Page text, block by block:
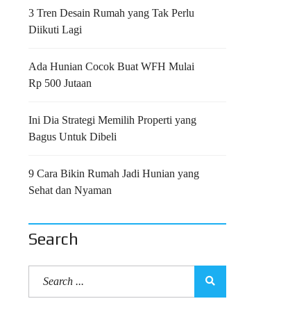
3 Tren Desain Rumah yang Tak Perlu
Diikuti Lagi
Ada Hunian Cocok Buat WFH Mulai
Rp 500 Jutaan
Ini Dia Strategi Memilih Properti yang
Bagus Untuk Dibeli
9 Cara Bikin Rumah Jadi Hunian yang
Sehat dan Nyaman
Search